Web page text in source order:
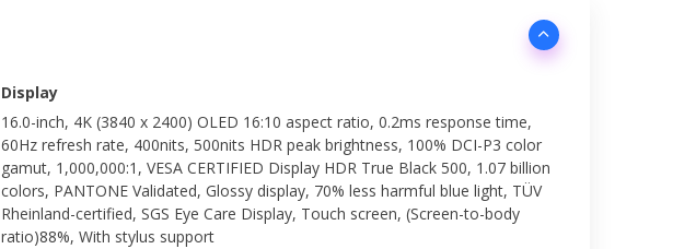
Display
16.0-inch, 4K (3840 x 2400) OLED 16:10 aspect ratio, 0.2ms response time,
60Hz refresh rate, 400nits, 500nits HDR peak brightness, 100% DCI-P3 color
gamut, 1,000,000:1, VESA CERTIFIED Display HDR True Black 500, 1.07 billion
colors, PANTONE Validated, Glossy display, 70% less harmful blue light, TÜV
Rheinland-certified, SGS Eye Care Display, Touch screen, (Screen-to-body
ratio)88%, With stylus support